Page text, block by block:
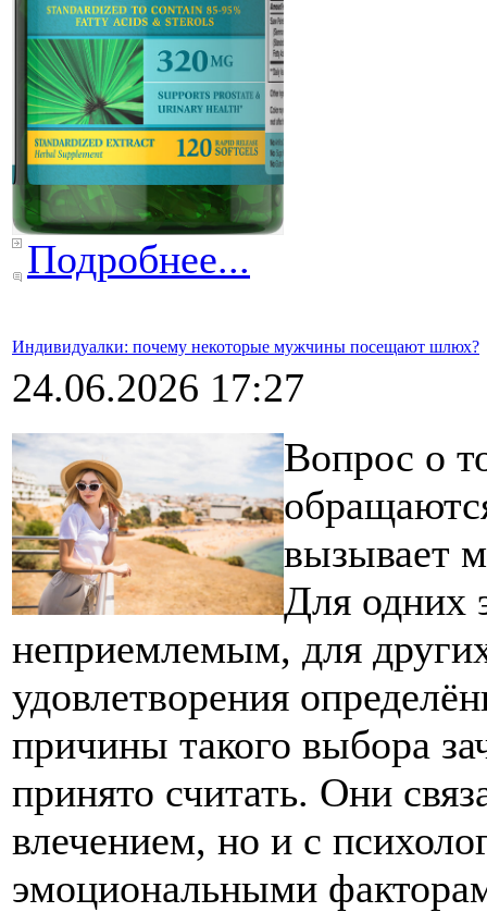
Подробнее...
Индивидуалки: почему некоторые мужчины посещают шлюх?
24.06.2026 17:27
Вопрос о
вызывает
Для одних
неприемлемым, для
удовлетворения
причины такого выбора
принято считать. Они
влечением, но и с
эмоциональными